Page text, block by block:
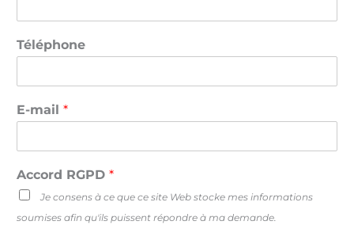
Téléphone
E-mail *
Accord RGPD *
Je consens à ce que ce site Web stocke mes informations
soumises afin qu'ils puissent répondre à ma demande.